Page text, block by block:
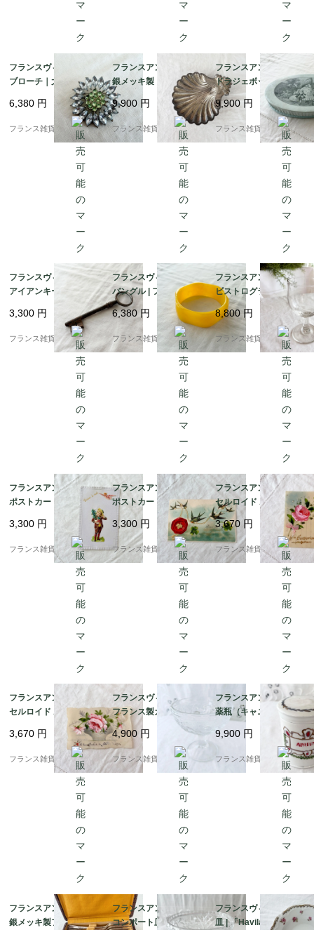
フランスヴィンテージ
ブローチ｜大粒 クリア
ラインストーン 花モチ
ーフ シルバー×グリー
ン フォーマルにも |195
6,380 円
フランス雑貨chouchou
フランスアンティーク
銀メッキ製トレイ | 貝
殻モチーフ シェル型 小
物入れ |1930－60年代
頃
9,900 円
フランス雑貨chouchou
フランスアンティーク
ドラジェボックス | 愛
らしいくすみブルーの
紙箱 |1900年代初頭
9,900円
フランス雑貨chouchou
フランスヴィンテージ
アイアンキー | 鍛鉄の
パリの蚤の市 | 1900年
代中頃
3,300 円
フランス雑貨chouchou
フランスヴィンテージ
バングル | フレンチ イ
エローカラー 太バング
ル｜レトロ樹脂 |1960s
6,380円
フランス雑貨chouchou
フランスアンティーク
ビストログラス | 19世
紀フランスの温もり |
宙吹き（手吹き）ガラ
ス 1
8,800 円
フランス雑貨chouchou
フランスアンティーク
ポストカード | ヴィク
トリアン調 花束を持っ
た男の子 未使用 | 1900
年代初頭（F004）
3,300 円
フランス雑貨chouchou
フランスアンティーク
ポストカード | ノスタ
ルジックな風合い ツバ
メと四葉のクローバー |
1900年代初頭（I001）
3,300 円
フランス雑貨chouchou
フランスアンティーク
セルロイド ポストカー
ド | ピンク薔薇のブー
ケ ハンドペイント | 19
10－40年代（G004）
3,670 円
フランス雑貨chouchou
フランスアンティーク
セルロイド ポストカー
ド | 薔薇のブーケ ハン
ドペイント | 1900年代
初期（H002）
3,670 円
フランス雑貨chouchou
フランスヴィンテージ
フランス製ガラス皿 |
爽やかなレトロフルー
ツ柄 可憐で涼し気な印
象 | 1900年代中頃
4,900 円
フランス雑貨chouchou
フランスアンティーク
薬瓶（キャニスター）|
金彩やグリーンの植物
が描かれた「AURE
M」
9,900 円
フランス雑貨chouchou
フランスアンティーク
銀メッキ製フォーク10
フランスアンティーク
コンポート皿 | 美しい
フランスヴィンテージ
皿 | 「Haviland Limog